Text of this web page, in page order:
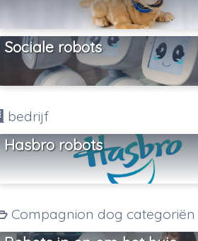
Sociale robots
bedrijf
Hasbro robots
Compagnion dog categoriën